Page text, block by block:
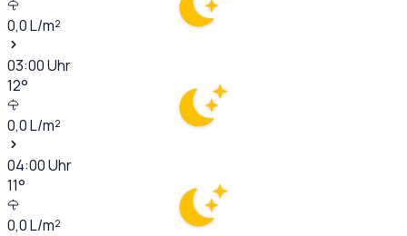
0,0L/m²
03:00Uhr
12°
0,0L/m²
04:00Uhr
11°
0,0L/m²